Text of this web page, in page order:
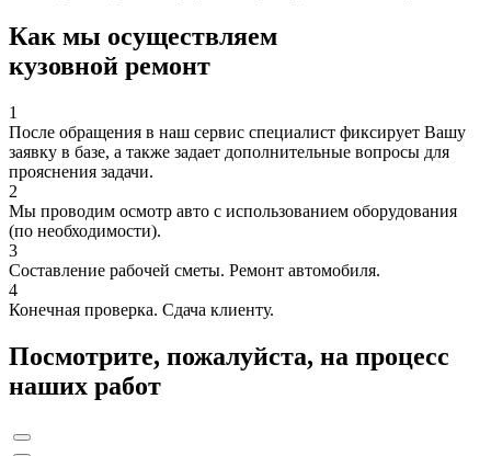
Как мы осуществляем
кузовной ремонт
1
После обращения в наш сервис специалист фиксирует Вашу
заявку в базе, а также задает дополнительные вопросы для
прояснения задачи.
2
Мы проводим осмотр авто с использованием оборудования
(по необходимости).
3
Составление рабочей сметы. Ремонт автомобиля.
4
Конечная проверка. Сдача клиенту.
Посмотрите, пожалуйста, на процесс
наших работ